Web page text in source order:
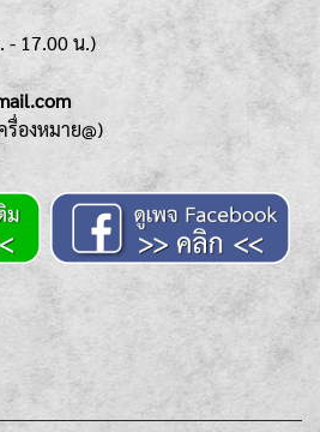
- 17.00 น.)
รื่องหมาย@)